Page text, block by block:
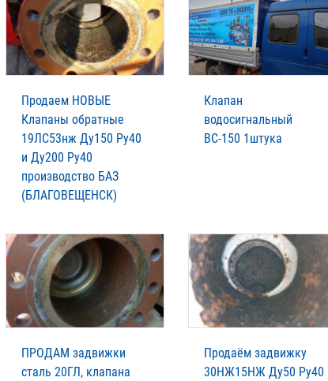
Продаем НОВЫЕ
Клапаны обратные
19ЛС53нж Ду150 Ру40
и Ду200 Ру40
производство БАЗ
(БЛАГОВЕЩЕНСК)
Клапан
водосигнальный
ВС-150 1штука
ПРОДАМ задвижки
сталь 20ГЛ, клапана
Пpодаём зaдвижку
30НЖ15НЖ Ду50 Ру40